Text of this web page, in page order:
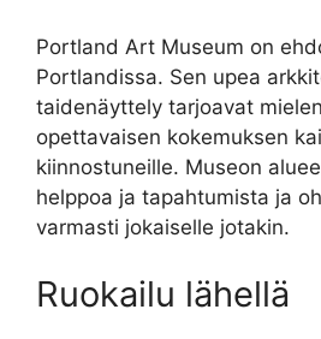
Portland Art Museum on
Portlandissa. Sen upea
taidenäyttely tarjoavat
opettavaisen kokemuksen
kiinnostuneille. Museon
helppoa ja tapahtumista ja
varmasti jokaiselle jotakin.
Ruokailu lähellä